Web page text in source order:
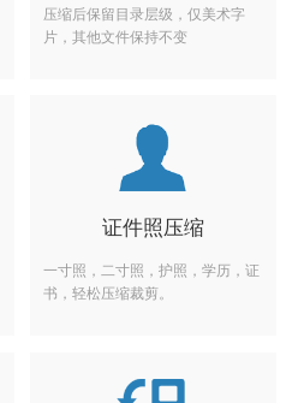
压缩后保留目录层级，仅美术字
片，其他文件保持不变
证件照压缩
一寸照，二寸照，护照，学历，证
书，轻松压缩裁剪。